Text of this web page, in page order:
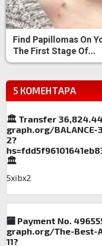
Find Papillomas On
The First Stage Of...
5 КОМЕНТАРА
🏛️ Transfer
graph.org/BALANCE-
2?
🏛️
5xibx2
🏧 Payment No.
graph.org/The-Best-
11?